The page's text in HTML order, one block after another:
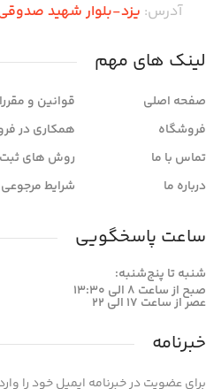
آدرس: یزد-بلوار شهید
لینک های مهم
صفحه اصلی
فروشگاه
تماس با ما
درباره ما
قوانین و
همکاری در
روش های
شرایط مرجوعی
ساعت پاسخگویی
شنبه تا پنج‌شنبه:
صبح از ساعت 8 الی 13:30
عصر از ساعت 17 الی 22
خبرنامه
برای عضویت در خبرنامه ایمیل خود را